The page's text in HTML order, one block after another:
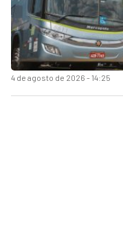
4 de agosto de 2026 - 14:25